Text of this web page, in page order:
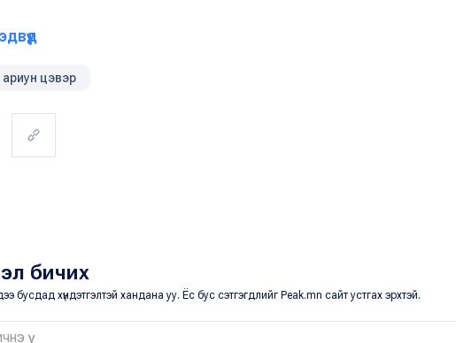
ариун цэвэр
бичих
бусдад хүндэтгэлтэй хандана уу. Ёс бус сэтгэгдлийг Peak.mn сайт устгах эрхтэй.